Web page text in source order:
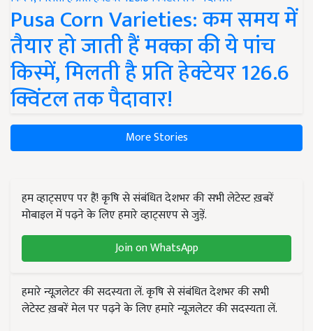
Pusa Corn Varieties: कम समय में
तैयार हो जाती हैं मक्का की ये पांच
किस्में, मिलती है प्रति हेक्टेयर 126.6
क्विंटल तक पैदावार!
More Stories
हम व्हाट्सएप पर हैं! कृषि से संबंधित देशभर की सभी लेटेस्ट ख़बरें
मोबाइल में पढ़ने के लिए हमारे व्हाट्सएप से जुड़ें.
Join on WhatsApp
हमारे न्यूज़लेटर की सदस्यता लें. कृषि से संबंधित देशभर की सभी
लेटेस्ट ख़बरें मेल पर पढ़ने के लिए हमारे न्यूज़लेटर की सदस्यता लें.